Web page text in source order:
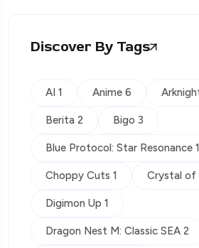
Discover By Tags
AI 1 Anime 6
Berita 2 Bigo 3
Blue Protocol: Star Resonance 1
Choppy Cuts 1 Crystal of
Digimon Up 1
Dragon Nest M: Classic SEA 2